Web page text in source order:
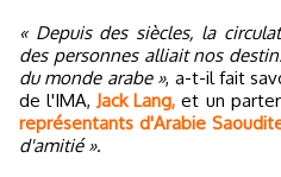
« Depuis des siècles, la
des personnes alliait nos
du monde arabe », a-t-il fait
de l'IMA, Jack Lang, et un
représentants d'Arabie
d'amitié ».